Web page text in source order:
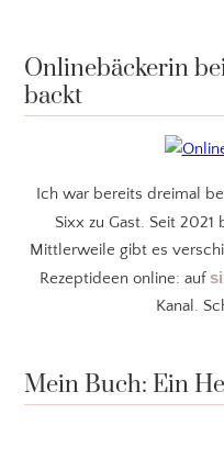
Onlinebäckerin
backt
Ich war bereits dreimal
Sixx zu Gast. Seit 2021
Mittlerweile gibt es
Rezeptideen online: auf
Kanal.
Mein Buch: Ein